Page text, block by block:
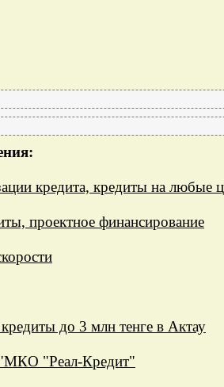
кредита, кредиты на любые
проектное финансирование
до 3 млн тенге в Актау
"Реал-Кредит"